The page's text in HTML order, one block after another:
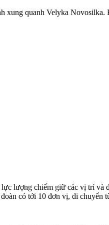
xung quanh Velyka
lượng chiếm giữ các vị trí
có tới 10 đơn vị, di chuyển